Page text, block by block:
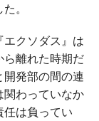
。
クソダス』は
ら離れた時期だ
発部の間の連
わっていなか
は負ってい